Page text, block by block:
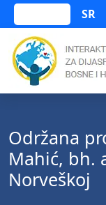
SR
Održana
Mahić, bh.
Norveškoj